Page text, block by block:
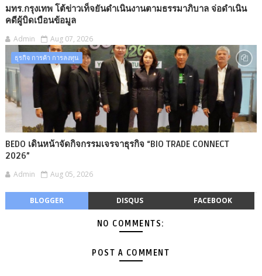
มทร.กรุงเทพ โต้ข่าวเท็จยันดำเนินงานตามธรรมาภิบาล จ่อดำเนิน
คดีผู้บิดเบือนข้อมูล
Admin Aug 07, 2026
ธุรกิจ การค้า การลงทุน
BEDO เดินหน้าจัดกิจกรรมเจรจาธุรกิจ “BIO TRADE CONNECT
2026”
Admin Aug 05, 2026
BLOGGER DISQUS FACEBOOK
NO COMMENTS:
POST A COMMENT